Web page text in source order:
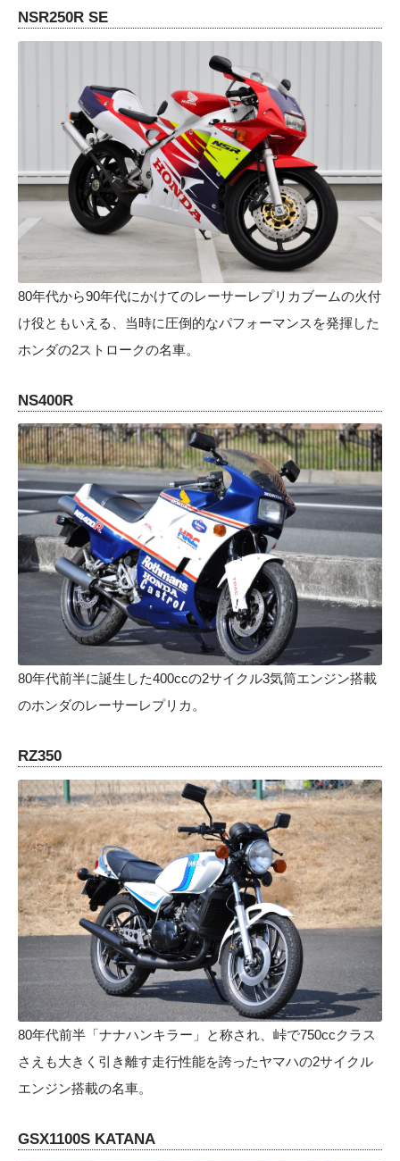
NSR250R SE
80年代から90年代にかけてのレーサーレプリカブームの火付
け役ともいえる、当時に圧倒的なパフォーマンスを発揮した
ホンダの2ストロークの名車。
NS400R
80年代前半に誕生した400ccの2サイクル3気筒エンジン搭載
のホンダのレーサーレプリカ。
RZ350
80年代前半「ナナハンキラー」と称され、峠で750ccクラス
さえも大きく引き離す走行性能を誇ったヤマハの2サイクル
エンジン搭載の名車。
GSX1100S KATANA